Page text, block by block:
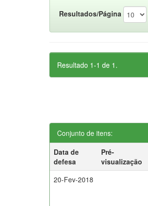
Resultados/Página
Resultado 1-1 de 1.
Conjunto de itens:
Data de
defesa
Pré-
visualização
20-Fev-2018